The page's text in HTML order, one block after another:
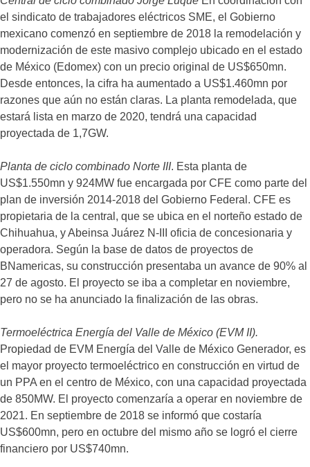
el sindicato de trabajadores eléctricos SME, el Gobierno
mexicano comenzó en septiembre de 2018 la remodelación y
modernización de este masivo complejo ubicado en el estado
de México (Edomex) con un precio original de US$650mn.
Desde entonces, la cifra ha aumentado a US$1.460mn por
razones que aún no están claras. La planta remodelada, que
estará lista en marzo de 2020, tendrá una capacidad
proyectada de 1,7GW.
Planta de ciclo combinado Norte III. Esta planta de
US$1.550mn y 924MW fue encargada por CFE como parte del
plan de inversión 2014-2018 del Gobierno Federal. CFE es
propietaria de la central, que se ubica en el norteño estado de
Chihuahua, y Abeinsa Juárez N-III oficia de concesionaria y
operadora. Según la base de datos de proyectos de
BNamericas, su construcción presentaba un avance de 90% al
27 de agosto. El proyecto se iba a completar en noviembre,
pero no se ha anunciado la finalización de las obras.
Termoeléctrica Energía del Valle de México (EVM II).
Propiedad de EVM Energía del Valle de México Generador, es
el mayor proyecto termoeléctrico en construcción en virtud de
un PPA en el centro de México, con una capacidad proyectada
de 850MW. El proyecto comenzaría a operar en noviembre de
2021. En septiembre de 2018 se informó que costaría
US$600mn, pero en octubre del mismo año se logró el cierre
financiero por US$740mn.